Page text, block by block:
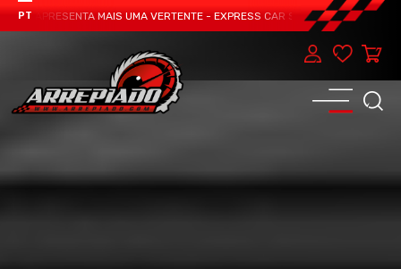
PT
APRESENTA MAIS UMA VERTENTE - EXPRESS CAR SERVICE, MANUTENÇÃO